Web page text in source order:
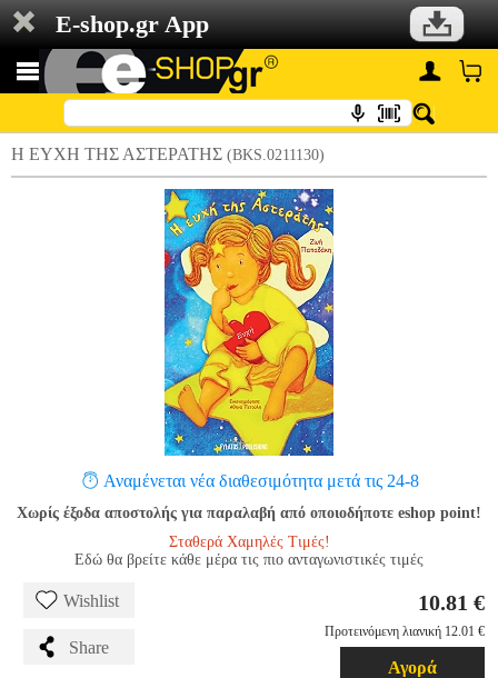
E-shop.gr App
Η ΕΥΧΗ ΤΗΣ ΑΣΤΕΡΑΤΗΣ (BKS.0211130)
Αναμένεται νέα διαθεσιμότητα μετά τις 24-8
Χωρίς έξοδα αποστολής για παραλαβή από οποιοδήποτε eshop point!
Σταθερά Χαμηλές Τιμές!
Εδώ θα βρείτε κάθε μέρα τις πιο ανταγωνιστικές τιμές
Wishlist
Share
10.81 €
Προτεινόμενη λιανική 12.01 €
Αγορά